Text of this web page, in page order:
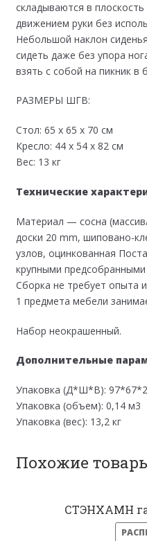
складываются в
движением руки без
Небольшой наклон
сидеть даже без упора
взять с собой на пикник в
РАЗМЕРЫ ШГВ:
Стол: 65 х 65 х 70 см
Кресло: 44 х 54 х 82 см
Вес: 13 кг
Технические
Материал — сосна
доски 20 mm, шиповано-
узлов, оцинкованная
крупными
Сборка не требует опыта
1 предмета мебели
Набор неокрашенный.
Дополнительные
Упаковка (Д*Ш*В):
Упаковка (объем): 0,14 м3
Упаковка (вес): 13,2 кг
Похожие
СТЭНХАМН